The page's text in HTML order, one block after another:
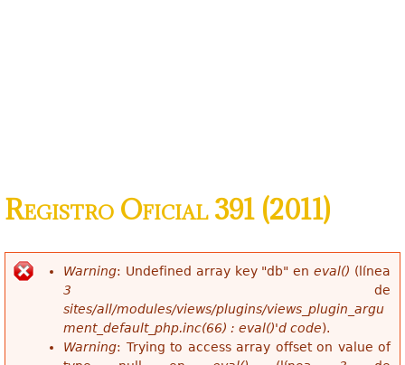
Registro Oficial 391 (2011)
Mensaje de error
Warning: Undefined array key "db" eneval() (línea
3 de
sites/all/modules/views/plugins/views_plugin_argu
ment_default_php.inc(66) : eval()'d code).
Warning: Trying to access array offset on value of